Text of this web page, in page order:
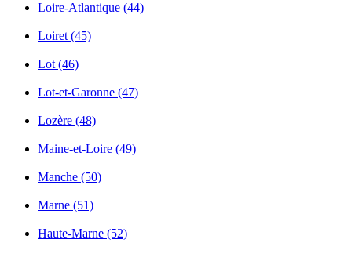
Loire-Atlantique (44)
Loiret (45)
Lot (46)
Lot-et-Garonne (47)
Lozère (48)
Maine-et-Loire (49)
Manche (50)
Marne (51)
Haute-Marne (52)